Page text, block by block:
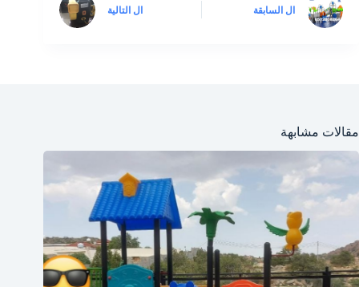
ال السابقة ال التالية
مقالات مشابهة